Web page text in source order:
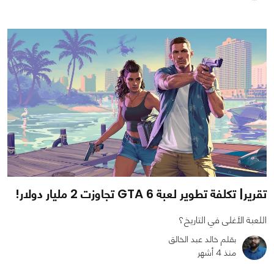
0
تقرير| تكلفة تطوير لعبة GTA 6 تجاوزت 2 مليار دولار!
اللعبة الأغلى في التاريخ؟
بقلم خالد عبد الخالق
منذ 4 أشهر